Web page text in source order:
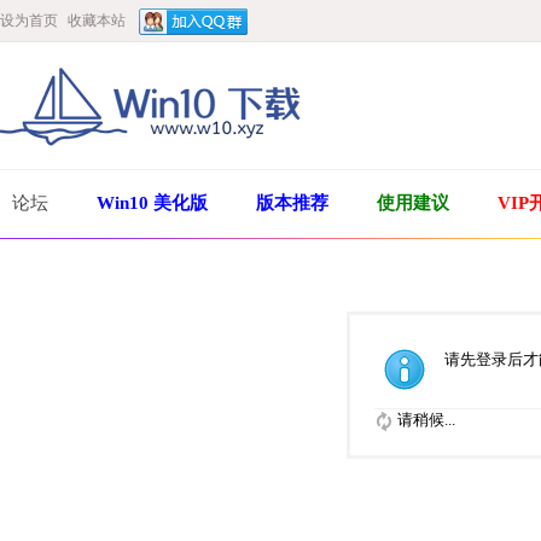
设为首页 收藏本站
论坛 Win10 美化版 版本推荐 使用建议 VIP
请先登录后
请稍候...